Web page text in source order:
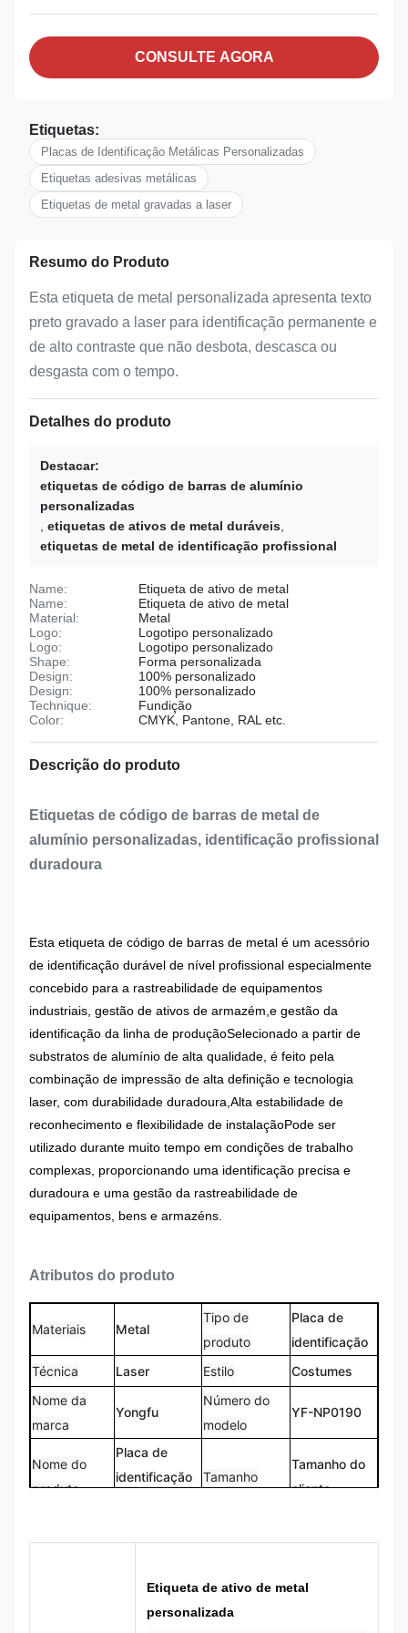
CONSULTE AGORA
Etiquetas:
Placas de Identificação Metálicas Personalizadas
Etiquetas adesivas metálicas
Etiquetas de metal gravadas a laser
Resumo do Produto
Esta etiqueta de metal personalizada apresenta texto
preto gravado a laser para identificação permanente e
de alto contraste que não desbota, descasca ou
desgasta com o tempo.
Detalhes do produto
Destacar:
etiquetas de código de barras de alumínio
personalizadas
etiquetas de ativos de metal duráveis
etiquetas de metal de identificação profissional
Name:
Etiqueta de ativo de metal
Name:
Etiqueta de ativo de metal
Material:
Metal
Logo:
Logotipo personalizado
Logo:
Logotipo personalizado
Shape:
Forma personalizada
Design:
100% personalizado
Design:
100% personalizado
Technique:
Fundição
Color:
CMYK, Pantone, RAL etc.
Descrição do produto
Etiquetas de código de barras de metal de
alumínio personalizadas, identificação profissional
duradoura
Esta etiqueta de código de barras de metal é um acessório
de identificação durável de nível profissional especialmente
concebido para a rastreabilidade de equipamentos
industriais, gestão de ativos de armazém,e gestão da
identificação da linha de produçãoSelecionado a partir de
substratos de alumínio de alta qualidade, é feito pela
combinação de impressão de alta definição e tecnologia
laser, com durabilidade duradoura,Alta estabilidade de
reconhecimento e flexibilidade de instalaçãoPode ser
utilizado durante muito tempo em condições de trabalho
complexas, proporcionando uma identificação precisa e
duradoura e uma gestão da rastreabilidade de
equipamentos, bens e armazéns.
Atributos do produto
Materiais Metal
Tipo de
produto
Placa de
identificação
Técnica
Laser Estilo
Costumes
Nome da
marca
Yongfu
Número do
modelo
YF-NP0190
Nome do
produto
Placa de
identificação
Tamanho
Tamanho do
cliente
Logotipo Forma
CMYK,
Pantone, RAL,Projeto
100% feito
Etiqueta de ativo de metal
personalizada